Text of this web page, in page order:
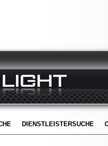
DIENSTLEISTERSUCHE